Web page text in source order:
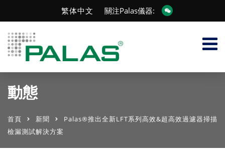
繁体中文 關注Palas儀器:
動態
首頁 新聞
Palas®推出全新LFT系列高效&超高效過濾器掃描
檢漏測試解決方案